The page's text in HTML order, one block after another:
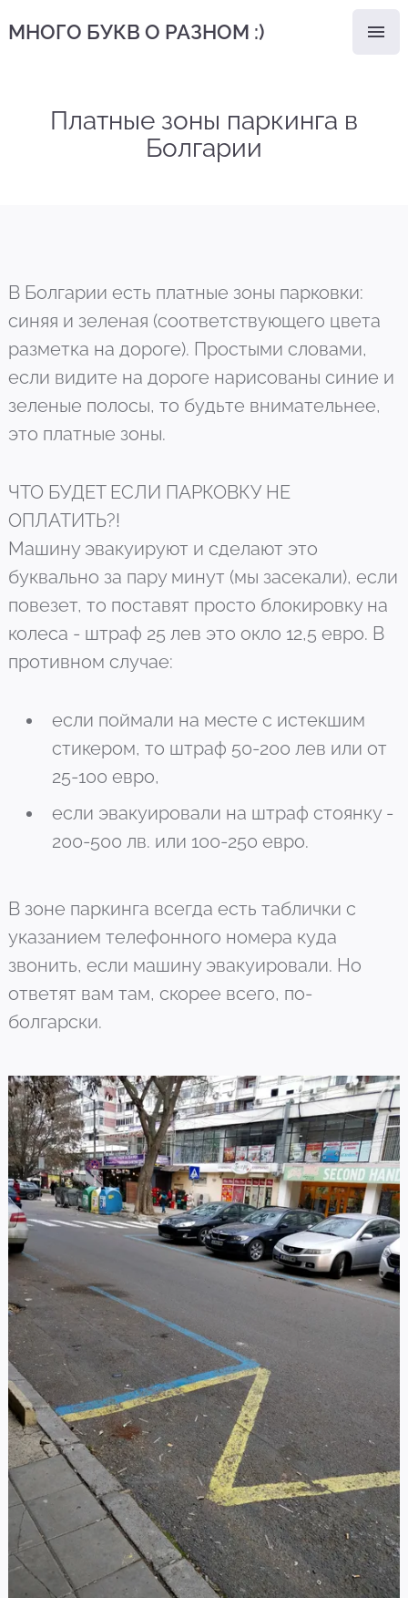
МНОГО БУКВ О РАЗНОМ :)
Платные зоны паркинга в
Болгарии
В Болгарии есть платные зоны парковки:
синяя и зеленая (соответствующего цвета
разметка на дороге). Простыми словами,
если видите на дороге нарисованы синие и
зеленые полосы, то будьте внимательнее,
это платные зоны.
ЧТО БУДЕТ ЕСЛИ ПАРКОВКУ НЕ
ОПЛАТИТЬ?!
Машину эвакуируют и сделают это
буквально за пару минут (мы засекали), если
повезет, то поставят просто блокировку на
колеса - штраф 25 лев это окло 12,5 евро. В
противном случае:
если поймали на месте с истекшим
стикером, то штраф 50-200 лев или от
25-100 евро,
если эвакуировали на штраф стоянку -
200-500 лв. или 100-250 евро.
В зоне паркинга всегда есть таблички с
указанием телефонного номера куда
звонить, если машину эвакуировали. Но
ответят вам там, скорее всего, по-
болгарски.